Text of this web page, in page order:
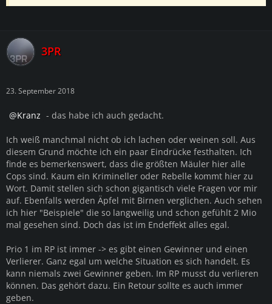
3PR
23. September 2018
Kranz - das habe ich auch gedacht.
Ich weiß manchmal nicht ob ich lachen oder weinen soll. Aus
diesem Grund möchte ich ein paar Eindrücke festhalten. Ich
finde es bemerkenswert, dass die größten Mäuler hier alle
Cops sind. Kaum ein Krimineller oder Rebelle kommt hier zu
Wort. Damit stellen sich schon gigantisch viele Fragen vor mir
auf. Ebenfalls werden Äpfel mit Birnen verglichen. Auch sehen
ich hier "Beispiele" die so langweilig und schon gefühlt 2 Mio
mal gesehen sind. Doch das ist im Endeffekt alles egal.
Prio 1 im RP ist immer -> es gibt einen Gewinner und einen
Verlierer. Ganz egal um welche Situation es sich handelt. Es
kann niemals zwei Gewinner geben. Im RP musst du verlieren
können. Das gehört dazu. Ein Retour sollte es auch immer
geben.